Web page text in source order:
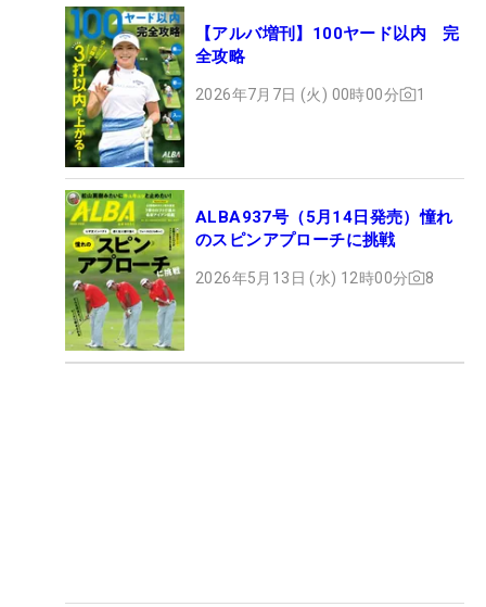
【アルバ増刊】100ヤード以内 完
全攻略
2026年7月7日 (火) 00時00分 1
ALBA937号（5月14日発売）憧れ
のスピンアプローチに挑戦
2026年5月13日 (水) 12時00分 8